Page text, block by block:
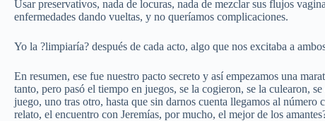
Usar preservativos, nada de locuras, nada de mezclar sus flujos
enfermedades dando vueltas, y no queríamos complicaciones.
Yo la ?limpiaría? después de cada acto, algo que nos excitaba a
En resumen, ese fue nuestro pacto secreto y así empezamos una
tanto, pero pasó el tiempo en juegos, se la cogieron, se la culearon,
juego, uno tras otro, hasta que sin darnos cuenta llegamos al
relato, el encuentro con Jeremías, por mucho, el mejor de los